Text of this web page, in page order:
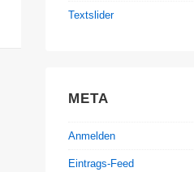
Textslider
META
Anmelden
Eintrags-Feed